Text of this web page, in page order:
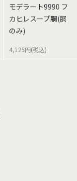
モデラート9990 フ
カヒレスープ胴(胴
のみ)
4,125円(税込)